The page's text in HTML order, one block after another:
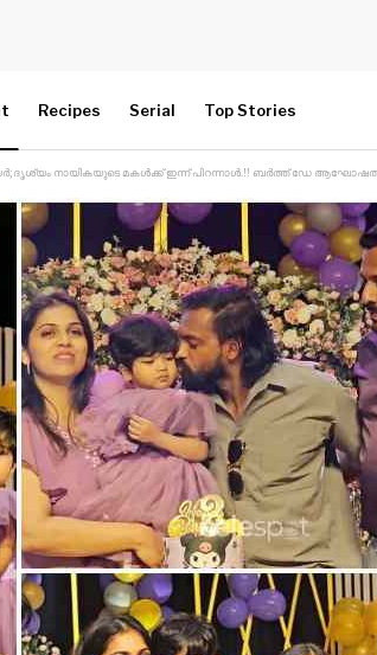
Recipes Serial Top Stories
നായികയുടെ മകൾക്ക് ഇന്ന് പിറന്നാൾ.!! ബർത്ത് ഡേ ആഘോഷത്തിൽ